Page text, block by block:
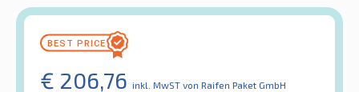
€ 206,76 inkl. MwST von Raifen Paket GmbH